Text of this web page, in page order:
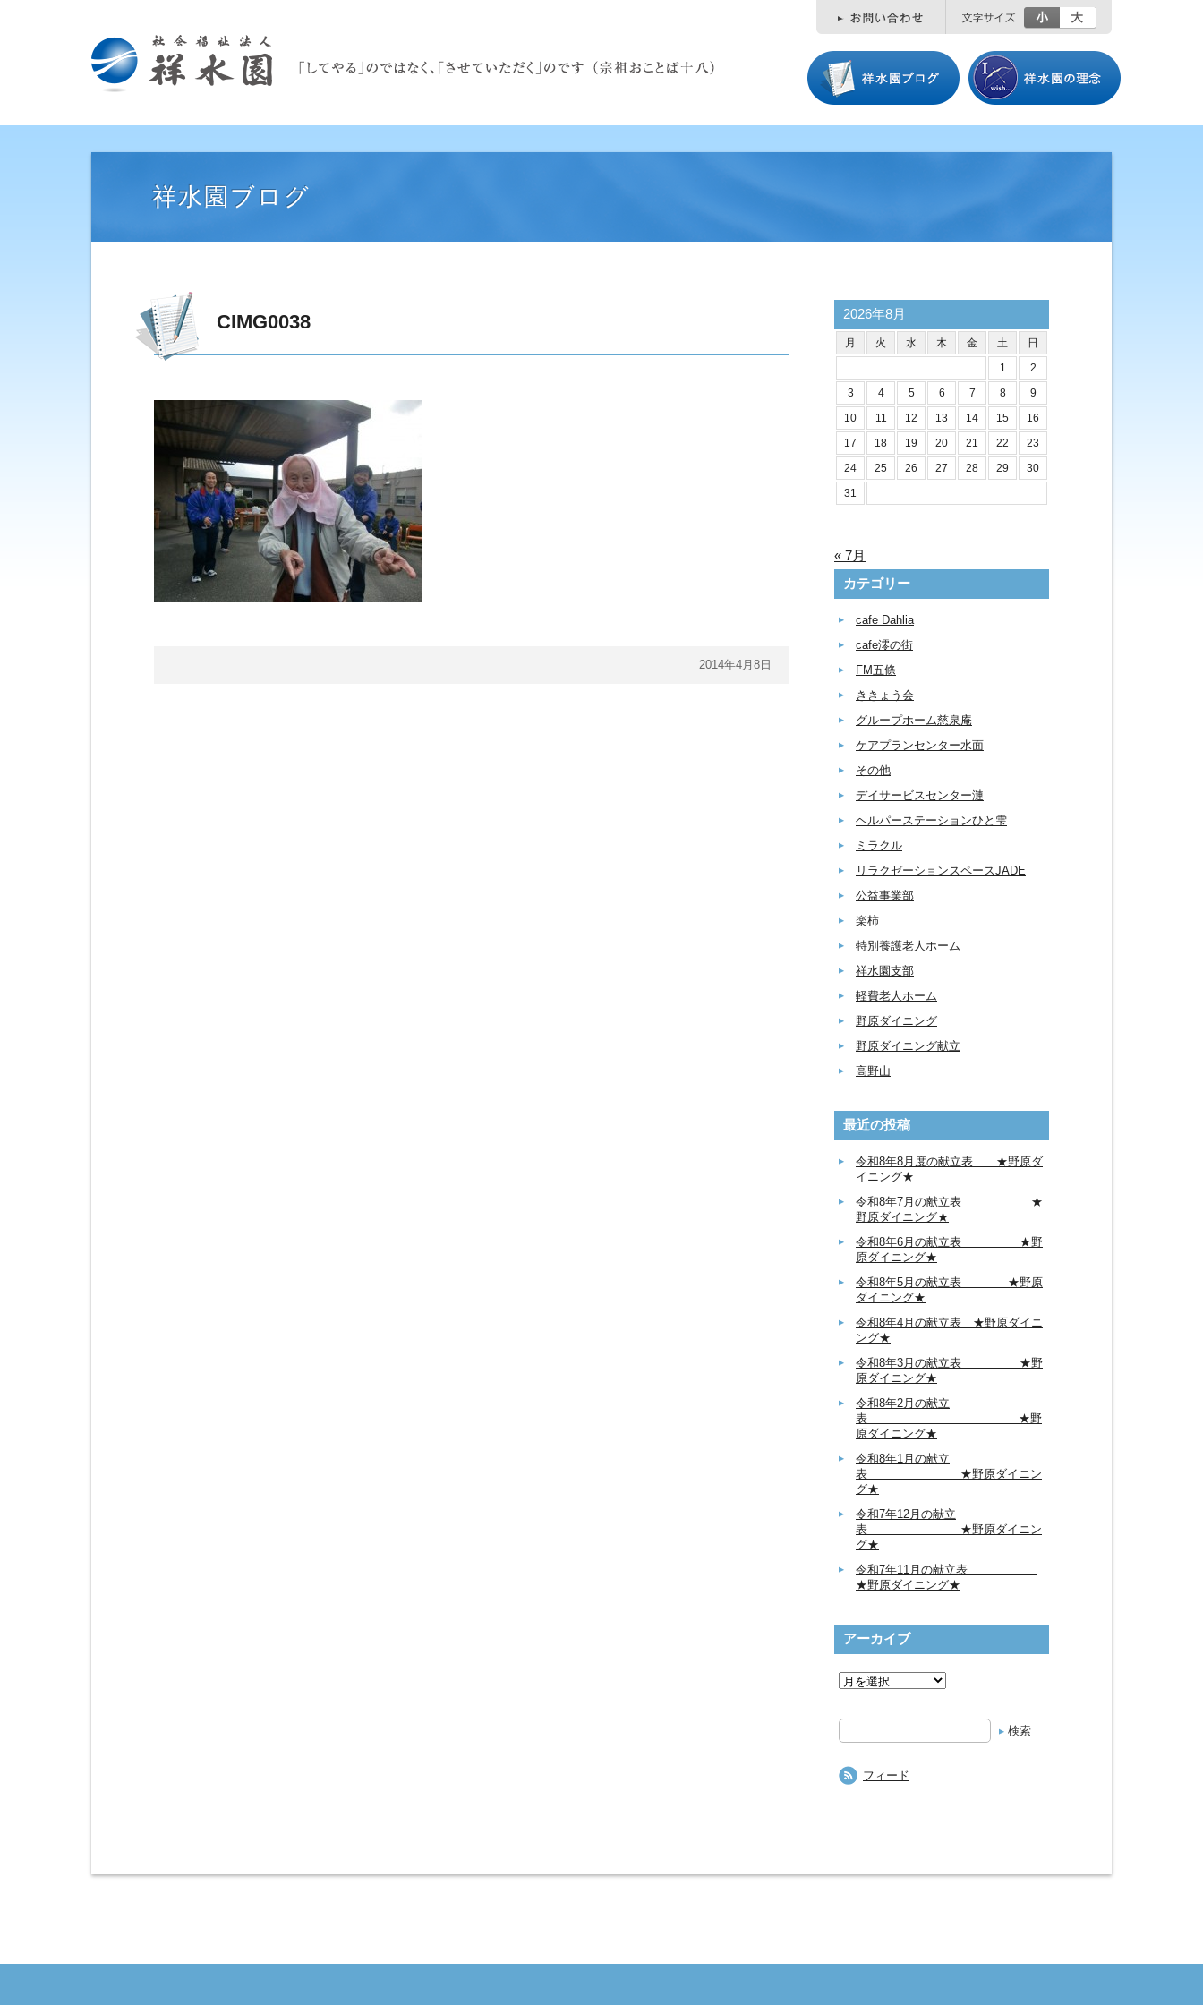
小
祥水園ブログ
CIMG0038
2014年4月8日
2026年8月
月 火 水 木 金 土
日
1
2
3
4 5 6 7 8
9
10
11 12 13 14 15
16
17
18 19 20 21 22
23
24
25 26 27 28 29
30
31
« 7月
カテゴリー
cafe Dahlia
cafe澪の街
FM五條
ききょう会
グループホーム慈泉庵
ケアプランセンター水面
その他
デイサービスセンター漣
ヘルパーステーションひと雫
ミラクル
リラクゼーションスペースJADE
公益事業部
楽柿
特別養護老人ホーム
祥水園支部
軽費老人ホーム
野原ダイニング
野原ダイニング献立
高野山
最近の投稿
令和8年8月度の献立表 ★野原ダ
イニング★
令和8年7月の献立表 ★
野原ダイニング★
令和8年6月の献立表 ★野
原ダイニング★
令和8年5月の献立表 ★野原
ダイニング★
令和8年4月の献立表 ★野原ダイニ
ング★
令和8年3月の献立表 ★野
原ダイニング★
令和8年2月の献立
表 ★野
原ダイニング★
令和8年1月の献立
表 ★野原ダイニン
グ★
令和7年12月の献立
表 ★野原ダイニン
グ★
令和7年11月の献立表
★野原ダイニング★
アーカイブ
索
フィード